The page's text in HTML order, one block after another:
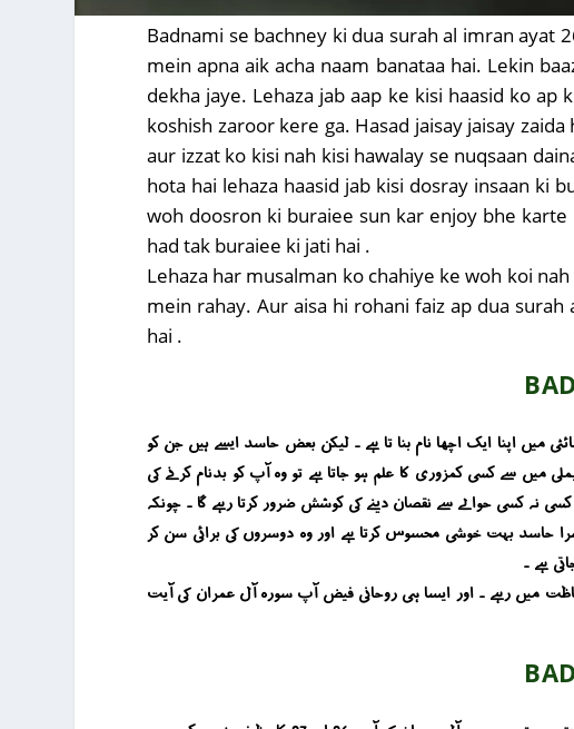
Badnami se bachney ki dua surah al imran ayat
mein apna aik acha naam banataa hai. Lekin
dekha jaye. Lehaza jab aap ke kisi haasid ko
koshish zaroor kere ga. Hasad jaisay jaisay
aur izzat ko kisi nah kisi hawalay se nuqsaan
hota hai lehaza haasid jab kisi dosray insaan ki
woh doosron ki buraiee sun kar enjoy bhe
had tak buraiee ki jati hai .
Lehaza har musalman ko chahiye ke woh koi
mein rahay. Aur aisa hi rohani faiz ap dua
hai .
سر انجام دے کر سوسائٹی میں اپنا ایک اچھا نام بنا تا ہے ۔ لیکن بعض حاسد ایسے ہیں جن کو
سے کسی کمزوری کا علم ہو جاتا ہے تو وہ آپ کو بدنام کرنے کی
نہ کسی حوالے سے نقصان دینے کی کوشش ضرور کرتا رہے گا ۔ چونکہ
حاسد بہت خوشی محسوس کرتا ہے اور وہ دوسروں کی برائی سن کر
ہے ۔
حفاظت میں رہے ۔ اور ایسا ہی روحانی فیض آپ سورہ آل عمران کی آیت